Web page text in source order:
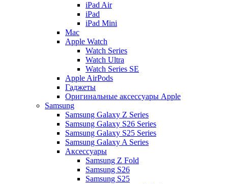
iPad Air
iPad
iPad Mini
Mac
Apple Watch
Watch Series
Watch Ultra
Watch Series SE
Apple AirPods
Гаджеты
Оригинальные аксессуары Apple
Samsung
Samsung Galaxy Z Series
Samsung Galaxy S26 Series
Samsung Galaxy S25 Series
Samsung Galaxy A Series
Аксессуары
Samsung Z Fold
Samsung S26
Samsung S25